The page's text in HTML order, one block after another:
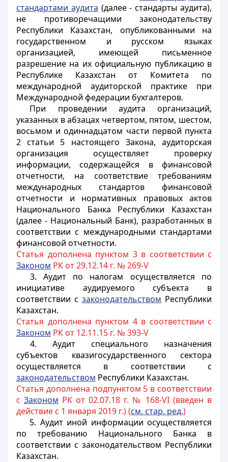
стандартами аудита (далее - стандарты аудита),
не противоречащими законодательству
Республики Казахстан, опубликованными на
государственном и русском языках
организацией, имеющей письменное
разрешение на их официальную публикацию в
Республике Казахстан от Комитета по
международной аудиторской практике при
Международной федерации бухгалтеров.
При проведении аудита организаций,
указанных в абзацах четвертом, пятом, шестом,
восьмом и одиннадцатом части первой пункта
2 статьи 5 настоящего Закона, аудиторская
организация осуществляет проверку
информации, содержащейся в финансовой
отчетности, на соответствие требованиям
международных стандартов финансовой
отчетности и нормативных правовых актов
Национального Банка Республики Казахстан
(далее - Национальный Банк), разработанных в
соответствии с международными стандартами
финансовой отчетности.
Статья дополнена пунктом 3 в соответствии с
Законом РК от 29.12.14 г. № 269-V
3. Аудит по налогам осуществляется по
инициативе аудируемого субъекта в
соответствии с законодательством Республики
Казахстан.
Статья дополнена пунктом 4 в соответствии с
Законом РК от 12.11.15 г. № 393-V
4. Аудит специального назначения
субъектов квазигосударственного сектора
осуществляется в соответствии с
законодательством Республики Казахстан.
Статья дополнена подпунктом 5 в соответствии
с Законом РК от 02.07.18 г. № 168-VI (введен в
действие с 1 января 2019 г.) (см. стар. ред.)
5. Аудит иной информации осуществляется
по требованию Национального Банка в
соответствии с законодательством Республики
Казахстан.